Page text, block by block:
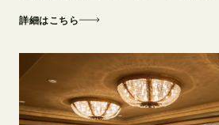
詳細はこちら